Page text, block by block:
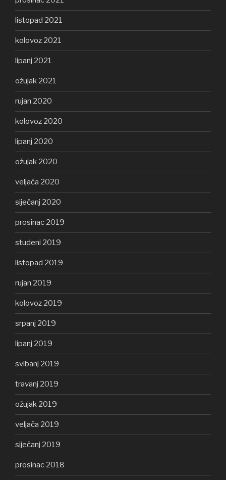
listopad 2021
kolovoz 2021
lipanj 2021
ožujak 2021
rujan 2020
kolovoz 2020
lipanj 2020
ožujak 2020
veljača 2020
siječanj 2020
prosinac 2019
studeni 2019
listopad 2019
rujan 2019
kolovoz 2019
srpanj 2019
lipanj 2019
svibanj 2019
travanj 2019
ožujak 2019
veljača 2019
siječanj 2019
prosinac 2018